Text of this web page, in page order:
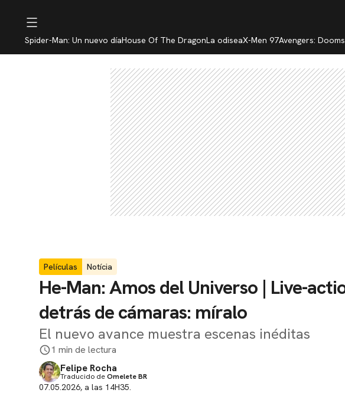
Spider-Man: Un nuevo díaHouse Of The DragonLa odiseaX-Men 97Avengers:
Películas Notícia
He-Man: Amos del Universo | Live-
detrás de cámaras: míralo
El nuevo avance muestra escenas inéditas
1 min de lectura
Felipe Rocha
Traducido deOmelete BR
07.05.2026, a las 14H35.